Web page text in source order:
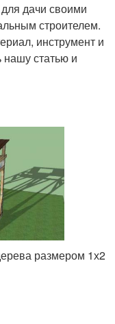
дачи своими
строителем.
инструмент и
нашу статью и
размером 1х2